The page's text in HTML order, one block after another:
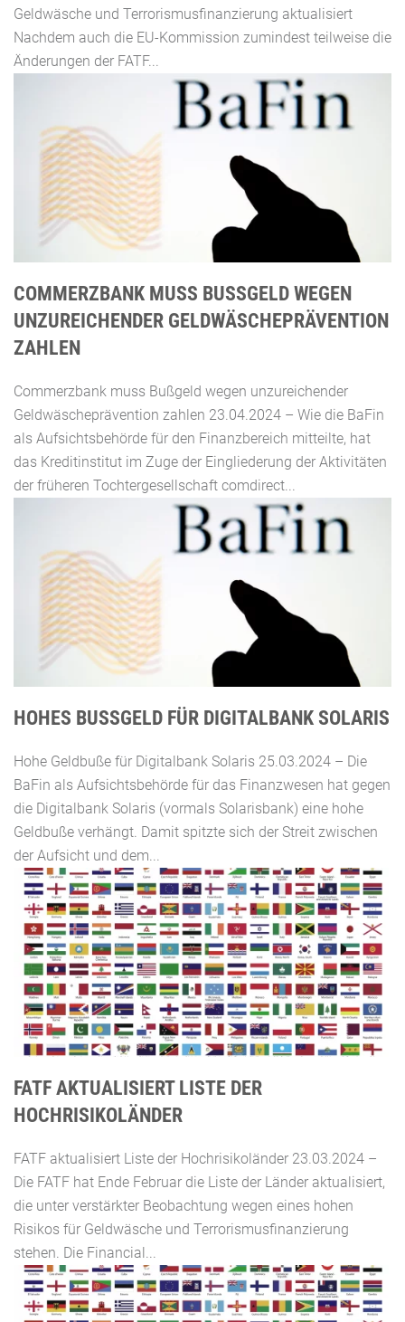
Geldwäsche und Terrorismusfinanzierung aktualisiert
Nachdem auch die EU-Kommission zumindest teilweise die
Änderungen der FATF...
COMMERZBANK MUSS BUSSGELD WEGEN U
NZUREICHENDER GELDWÄSCHEPRÄVENTION Z
AHLEN
Commerzbank muss Bußgeld wegen unzureichender
Geldwäscheprävention zahlen 23.04.2024 – Wie die BaFin
als Aufsichtsbehörde für den Finanzbereich mitteilte, hat
das Kreditinstitut im Zuge der Eingliederung der Aktivitäten
der früheren Tochtergesellschaft comdirect...
HOHES BUSSGELD FÜR DIGITALBANK SOLARIS
Hohe Geldbuße für Digitalbank Solaris 25.03.2024 – Die
BaFin als Aufsichtsbehörde für das Finanzwesen hat gegen
die Digitalbank Solaris (vormals Solarisbank) eine hohe
Geldbuße verhängt. Damit spitzte sich der Streit zwischen
der Aufsicht und dem...
FATF AKTUALISIERT LISTE DER
HOCHRISIKOLÄNDER
FATF aktualisiert Liste der Hochrisikoländer 23.03.2024 –
Die FATF hat Ende Februar die Liste der Länder aktualisiert,
die unter verstärkter Beobachtung wegen eines hohen
Risikos für Geldwäsche und Terrorismusfinanzierung
stehen. Die Financial...